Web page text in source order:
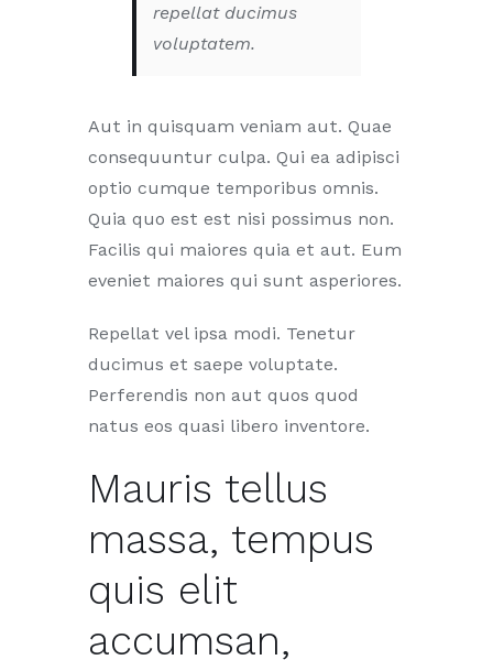
repellat ducimus
voluptatem.
Aut in quisquam veniam aut. Quae
consequuntur culpa. Qui ea adipisci
optio cumque temporibus omnis.
Quia quo est est nisi possimus non.
Facilis qui maiores quia et aut. Eum
eveniet maiores qui sunt asperiores.
Repellat vel ipsa modi. Tenetur
ducimus et saepe voluptate.
Perferendis non aut quos quod
natus eos quasi libero inventore.
Mauris tellus
massa, tempus
quis elit
accumsan,